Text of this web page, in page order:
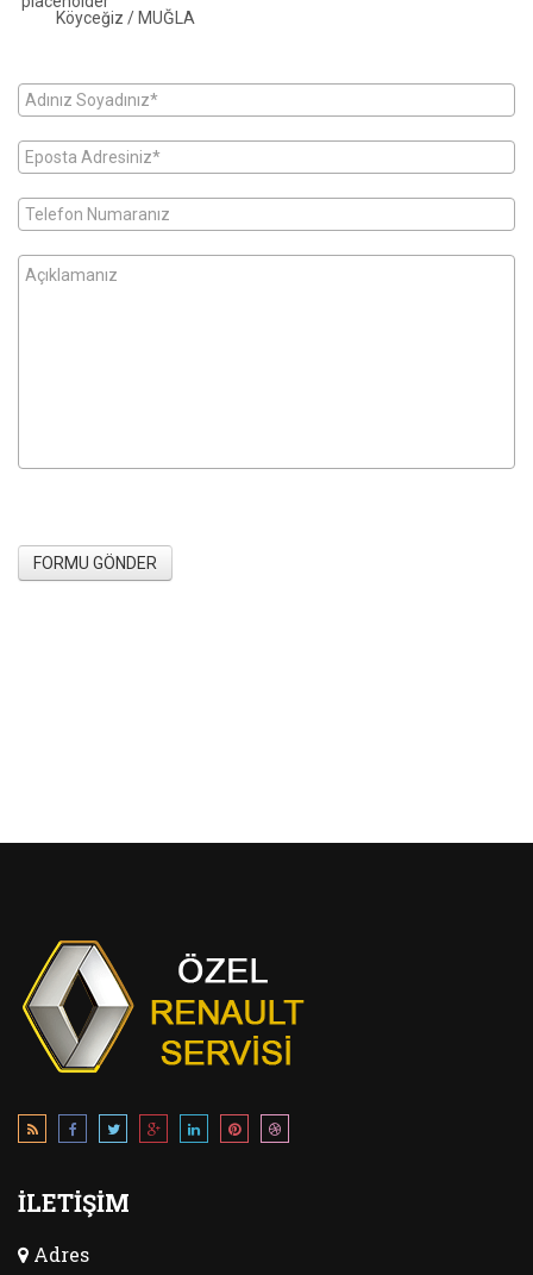
Köyceğiz / MUĞLA
FORMU GÖNDER
İLETIŞIM
Adres